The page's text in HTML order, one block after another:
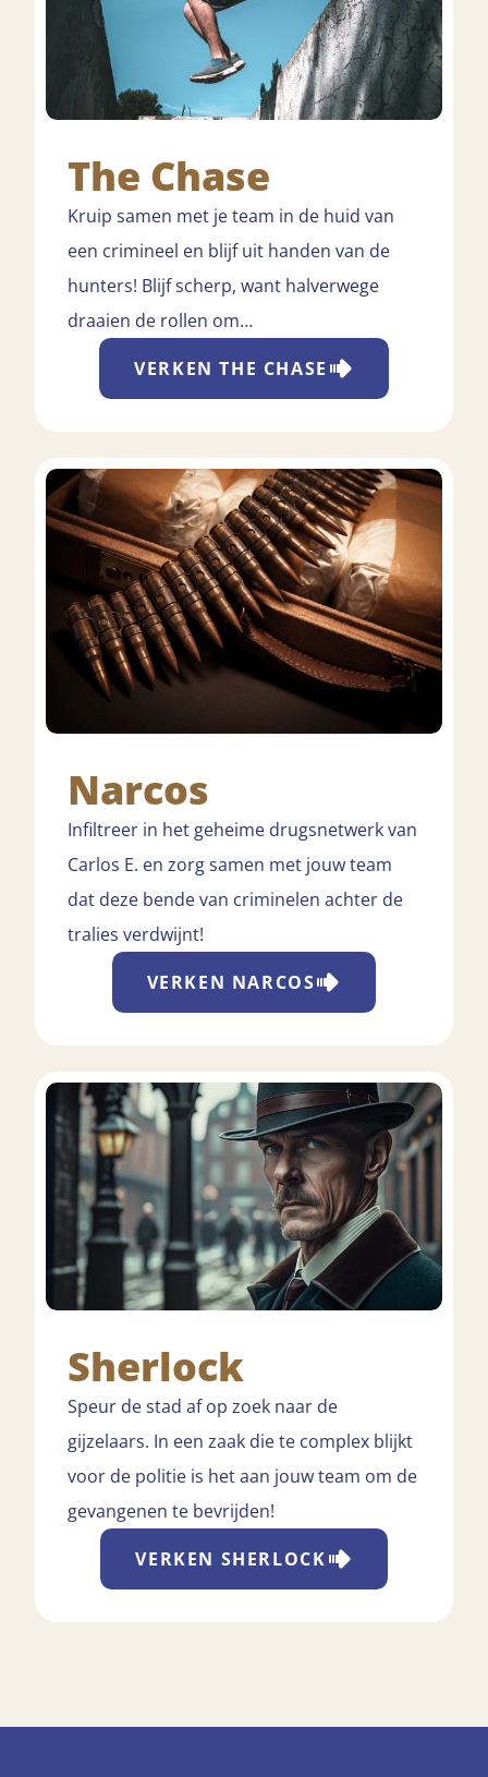
The Chase
Kruip samen met je team in de huid van
een crimineel en blijf uit handen van de
hunters! Blijf scherp, want halverwege
draaien de rollen om…
VERKENTHE CHASE
Narcos
Infiltreer in het geheime drugsnetwerk van
Carlos E. en zorg samen met jouw team
dat deze bende van criminelen achter de
tralies verdwijnt!
VERKEN NARCOS
Sherlock
Speur de stad af op zoek naar de
gijzelaars. In een zaak die te complex blijkt
voor de politie is het aan jouw team om de
gevangenen te bevrijden!
VERKEN SHERLOCK